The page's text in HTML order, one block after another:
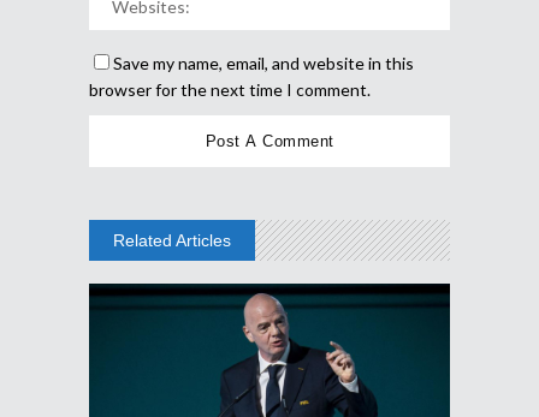
Save my name, email, and website in this
browser for the next time I comment.
Related Articles